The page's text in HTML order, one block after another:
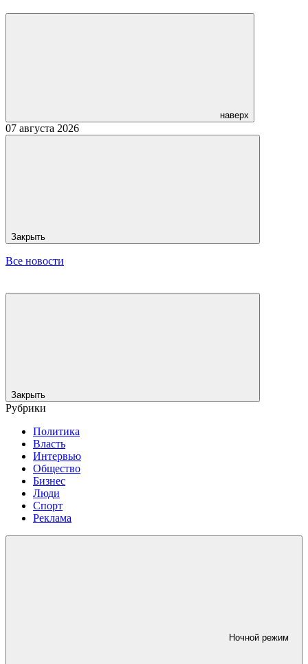
наверх
07 августа 2026
Закрыть
Все новости
Закрыть
Рубрики
Политика
Власть
Интервью
Общество
Бизнес
Люди
Спорт
Реклама
Ночной режим